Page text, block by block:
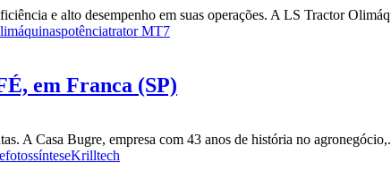
e alto desempenho em suas operações. A LS Tractor
potênciatrator MT7
em Franca (SP)
A Casa Bugre, empresa com 43 anos de história no
fotossínteseKrilltech